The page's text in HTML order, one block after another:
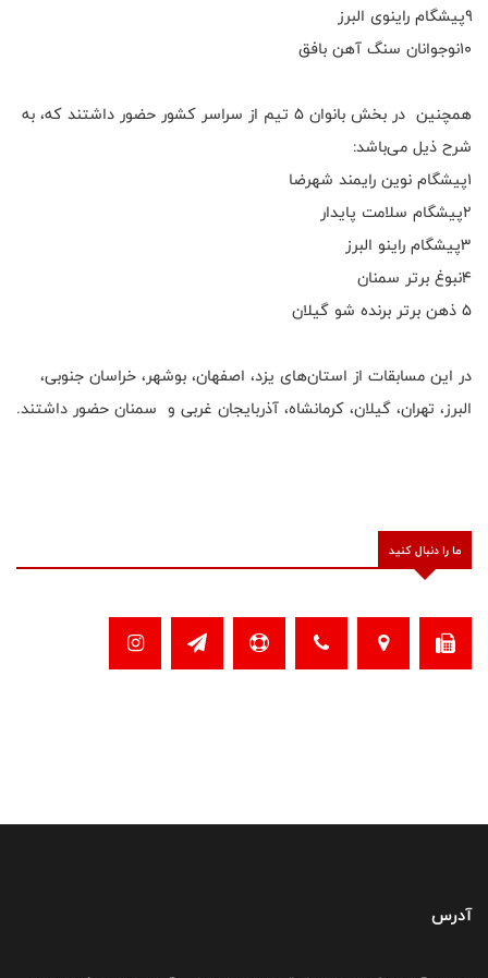
۹پیشگام راینوی البرز
۱۰نوجوانان سنگ آهن بافق
همچنین در بخش بانوان ۵ تیم از سراسر کشور حضور داشتند که، به
شرح ذیل می‌باشد:
۱پیشگام نوین رایمند شهرضا
۲پیشگام سلامت پایدار
۳پیشگام راینو البرز
۴نبوغ برتر سمنان
۵ ذهن برتر برنده شو گیلان
در این مسابقات از استان‌های یزد، اصفهان، بوشهر، خراسان جنوبی،
البرز، تهران، گیلان، کرمانشاه، آذربایجان غربی و سمنان حضور داشتند.
ما را دنبال کنید
آدرس